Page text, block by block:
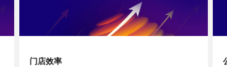
门店效率